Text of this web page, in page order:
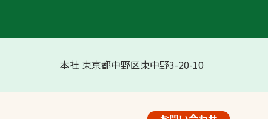
本社 東京都中野区東中野3-20-10